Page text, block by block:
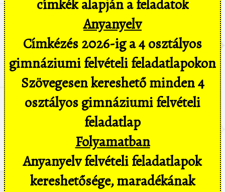
címkék alapján a feladatok
Anyanyelv
Címkézés 2026-ig a 4 osztályos
gimnáziumi felvételi feladatlapokon
Szövegesen kereshető minden 4
osztályos gimnáziumi felvételi
feladatlap
Folyamatban
Anyanyelv felvételi feladatlapok
kereshetősége, maradékának